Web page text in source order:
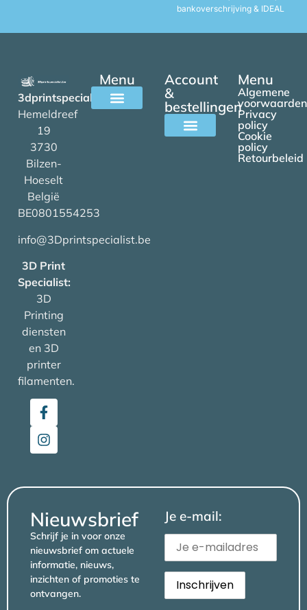
bankoverschrijving & IDEAL
3dprintspecialist.be
Hemeldreef
19
3730
Bilzen-
Hoeselt
België
BE0801554253
info@3Dprintspecialist.be
3D Print
Specialist:
3D
Printing
diensten
en 3D
printer
filamenten.
Menu
Account
&
bestellingen
Menu
Algemene
voorwaarden
Privacy
policy
Cookie
policy
Retourbeleid
Nieuwsbrief
Schrijf je in voor onze
nieuwsbrief om actuele
informatie, nieuws,
inzichten of promoties te
ontvangen.
Je e-mail: